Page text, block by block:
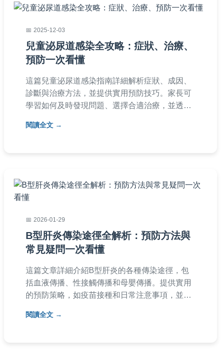
2025-12-03
兒童泌尿道感染全攻略：症狀、治療、
預防一次看懂
這篇兒童泌尿道感染指南詳細解析症狀、成因、
診斷與治療方法，並提供實用預防技巧。家長可
學習如何及時發現問題、選擇合適治療，並透過
閱讀全文
2026-01-29
B型肝炎傳染途徑全解析：預防方法與
常見疑問一次看懂
這篇文章詳細介紹B型肝炎的各種傳染途徑，包
括血液傳播、性接觸傳播和母嬰傳播。提供實用
的預防策略，如疫苗接種和日常注意事項，並解
於醫學知識，幫助您有效保護自己和家人，避免
閱讀全文